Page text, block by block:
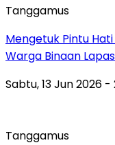
Tanggamus
Mengetuk Pintu
Warga Binaan
Sabtu, 13 Jun 2026 -
Tanggamus